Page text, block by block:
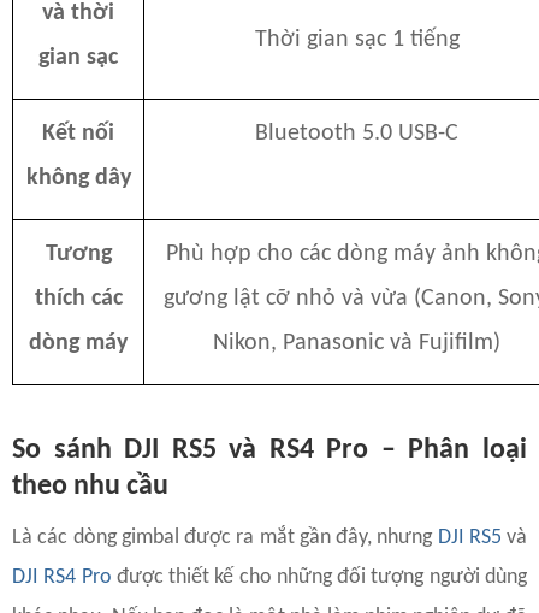
và thời
gian sạc
Thời gian sạc 1 tiếng
Kết nối
không dây
Bluetooth 5.0 USB-C
Tương
thích các
dòng máy
Phù hợp cho các dòng máy ảnh
gương lật cỡ nhỏ và vừa (Canon,
Nikon, Panasonic và Fujifilm)
So sánh DJI RS5 và RS4 Pro – Phân loại
theo nhu cầu
Là các dòng gimbal được ra mắt gần đây, nhưng DJI RS5 và
DJI RS4 Pro được thiết kế cho những đối tượng người dùng